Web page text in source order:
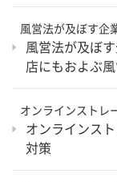
風営法が及ぼす企
風営法が及ぼ
店にもおよぶ
オンラインストレ
オンラインス
対策